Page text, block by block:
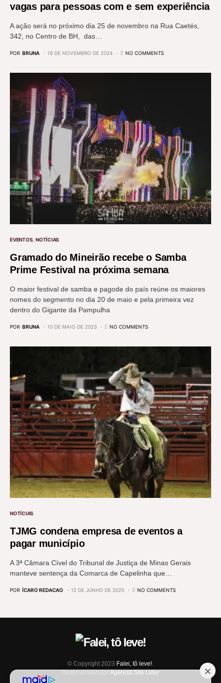
vagas para pessoas com e sem experiência
A ação será no próximo dia 25 de novembro na Rua Caetés,
342, no Centro de BH, das…
POR BRUNA 19 DE NOVEMBRO DE 2024 NO COMMENTS
EVENTOS NOTÍCIAS
Gramado do Mineirão recebe o Samba
Prime Festival na próxima semana
O maior festival de samba e pagode do país reúne os maiores
nomes do segmento no dia 20 de maio e pela primeira vez
dentro do Gigante da Pampulha
POR BRUNA 10 DE MAIO DE 2023 NO COMMENTS
NOTÍCIAS
TJMG condena empresa de eventos a
pagar município
A 3ª Câmara Cível do Tribunal de Justiça de Minas Gerais
manteve sentença da Comarca de Capelinha que…
POR ÍCARO REDACAO 12 DE JUNHO DE 2025 NO COMMENTS
© Copyright 2023 Falei, tô leve!
Desenvolvido porAgência Site Líder